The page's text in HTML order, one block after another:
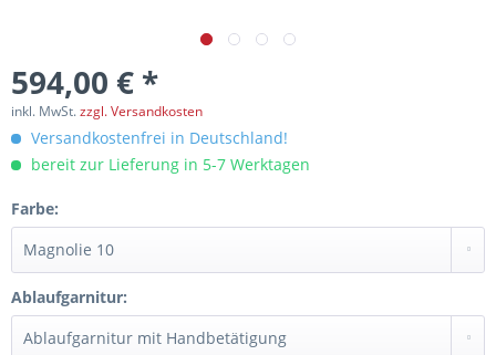
594,00 € *
inkl. MwSt.zzgl. Versandkosten
Versandkostenfrei in Deutschland!
bereit zur Lieferung in 5-7 Werktagen
Farbe:
Ablaufgarnitur: